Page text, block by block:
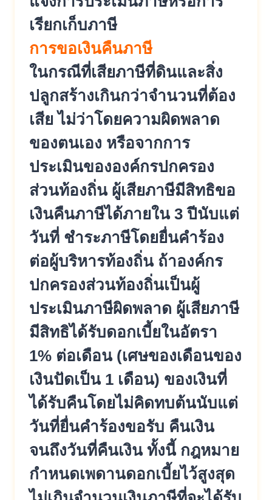
เรียกเก็บภาษี
การขอเงินคืนภาษี
ในกรณีที่เสียภาษีที่ดินและสิ่ง
ปลูกสร้างเกินกว่าจำนวนที่ต้อง
เสีย ไม่ว่าโดยความผิดพลาด
ของตนเอง หรือจากการ
ประเมินขององค์กรปกครอง
ส่วนท้องถิ่น ผู้เสียภาษีมีสิทธิขอ
เงินคืนภาษีได้ภายใน 3 ปีนับแต่
วันที่ ชำระภาษีโดยยื่นคำร้อง
ต่อผู้บริหารท้องถิ่น ถ้าองค์กร
ปกครองส่วนท้องถิ่นเป็นผู้
ประเมินภาษีผิดพลาด ผู้เสียภาษี
มีสิทธิได้รับดอกเบี้ยในอัตรา
1% ต่อเดือน (เศษของเดือนของ
เงินปัดเป็น 1 เดือน) ของเงินที่
ได้รับคืนโดยไม่คิดทบต้นนับแต่
วันที่ยื่นคำร้องขอรับ คืนเงิน
จนถึงวันที่คืนเงิน ทั้งนี้ กฎหมาย
กำหนดเพดานดอกเบี้ยไว้สูงสุด